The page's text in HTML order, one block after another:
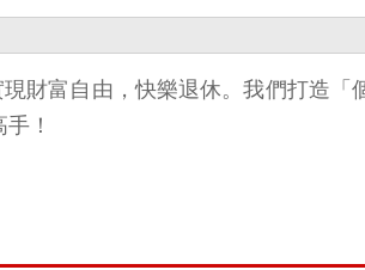
財富自由，快樂退休。我們打造
！